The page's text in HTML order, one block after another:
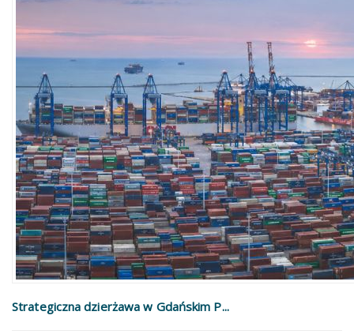
Strategiczna dzierżawa w Gdańskim P...